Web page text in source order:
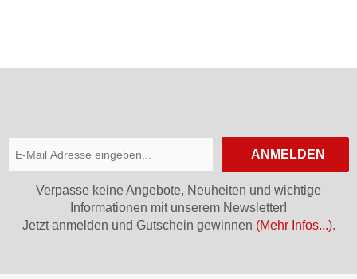
ANMELDEN
Verpasse keine Angebote, Neuheiten und wichtige
Informationen mit unserem Newsletter!
Jetzt anmelden und Gutschein gewinnen (Mehr Infos...).